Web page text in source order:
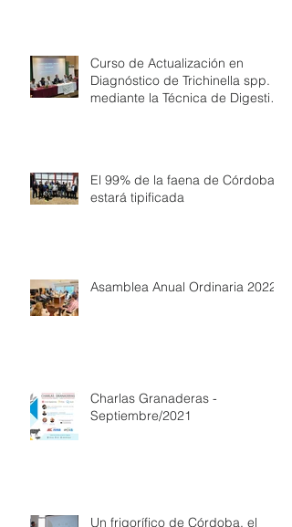
Curso de Actualización en
Diagnóstico de Trichinella spp.
mediante la Técnica de Digestión
El 99% de la faena de Córdoba
estará tipificada
Asamblea Anual Ordinaria 2022
Charlas Granaderas -
Septiembre/2021
Un frigorífico de Córdoba, el